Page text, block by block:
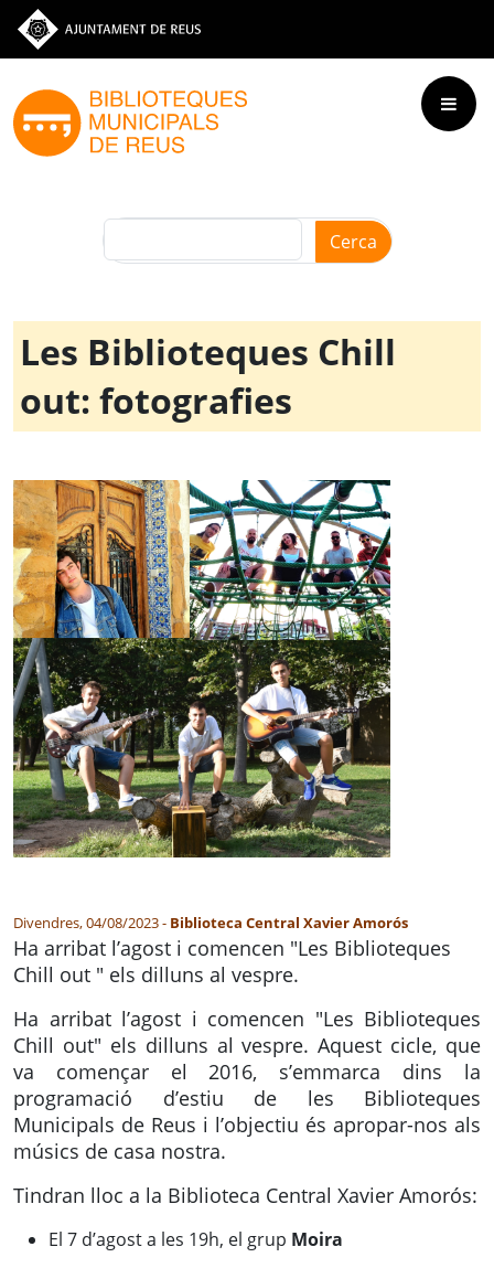
Vés al contingut
Ves a la web de l'Ajuntament de Reus
Les Biblioteques Chill
out: fotografies
Divendres, 04/08/2023 - Biblioteca Central Xavier Amorós
Ha arribat l’agost i comencen "Les Biblioteques
Chill out " els dilluns al vespre.
Ha arribat l’agost i comencen "Les Biblioteques
Chill out" els dilluns al vespre. Aquest cicle, que
va començar el 2016, s’emmarca dins la
programació d’estiu de les Biblioteques
Municipals de Reus i l’objectiu és apropar-nos als
músics de casa nostra.
Tindran lloc a la Biblioteca Central Xavier Amorós:
El 7 d’agost a les 19h, el grup Moira